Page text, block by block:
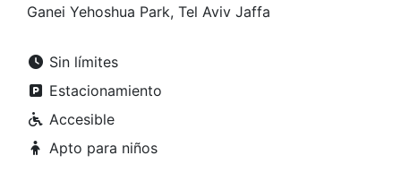
Ganei Yehoshua Park, Tel Aviv Jaffa
Sin límites
Estacionamiento
Accesible
Apto para niños